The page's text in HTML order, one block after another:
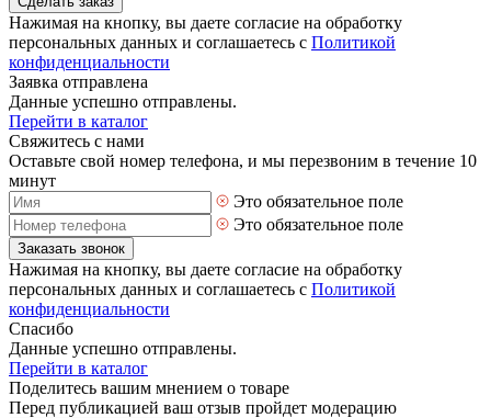
Нажимая на кнопку, вы даете согласие на обработку
персональных данных и соглашаетесь с Политикой
конфиденциальности
Заявка отправлена
Данные успешно отправлены.
Перейти в каталог
Свяжитесь с нами
Оставьте свой номер телефона, и мы перезвоним в течение 10
минут
Это обязательное поле
Это обязательное поле
Заказать звонок
Нажимая на кнопку, вы даете согласие на обработку
персональных данных и соглашаетесь с Политикой
конфиденциальности
Спасибо
Данные успешно отправлены.
Перейти в каталог
Поделитесь вашим мнением о товаре
Перед публикацией ваш отзыв пройдет модерацию